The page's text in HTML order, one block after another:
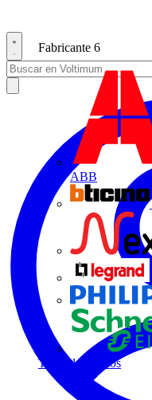
Fabricante 6
ABB
Todos los socios